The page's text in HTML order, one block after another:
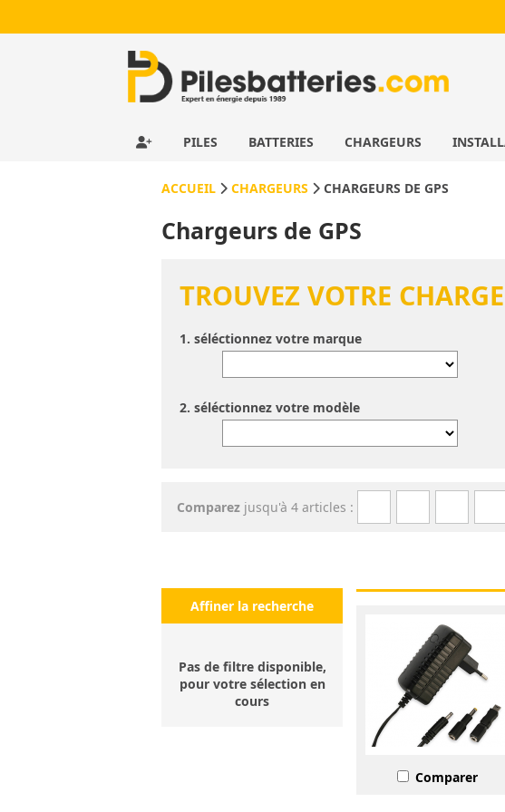
PILES BATTERIES CHARGEURS
ACCUEIL CHARGEURS CHARGEURS DE GPS
Chargeurs de GPS
TROUVEZ VOTRE
1. séléctionnez votre marque
2. séléctionnez votre modèle
Comparez jusqu'à 4 articles :
Affiner la recherche
Pas de filtre disponible,
pour votre sélection en
cours
Comparer